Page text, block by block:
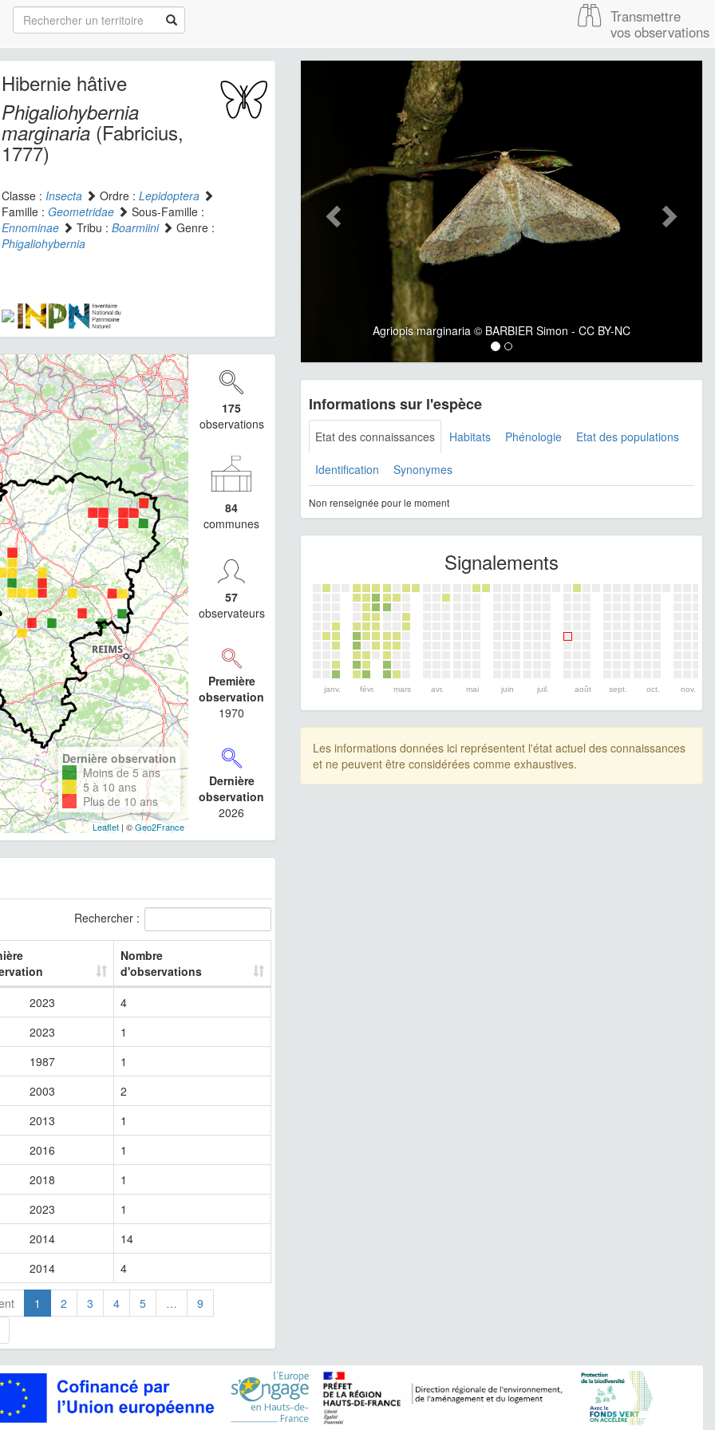
Transmettre
vos observations
Hibernie hâtive
Phigaliohybernia
marginaria(Fabricius,
1777)
Classe : Insecta Ordre : Lepidoptera
Famille : Geometridae
Sous-Famille :
Ennominae
Tribu : Boarmiini
Genre :
Phigaliohybernia
Dernière observation
Moins de 5 ans
5 à 10 ans
Plus de 10 ans
Leaflet| ©Geo2France
175
observations
84
communes
57
observateurs
Première
observation
1970
Dernière
observation
2026
Rechercher :
Nombre
d'observations
2023
4
2023
1
1987
1
2003
2
2013
1
2016
1
2018
1
2023
1
2014
14
2014
4
1 2 3 4 5 … 9
Agriopis marginaria © BARBIER Simon - CC BY-NC
Informations sur l'espèce
Etat des connaissances Habitats Phénologie Etat des populations
Identification Synonymes
Non renseignée pour le moment
Signalements
janv. févr. mars avr. mai juin juil. août sept. oct. nov.
Les informations données ici représentent l'état actuel des connaissances
et ne peuvent être considérées comme exhaustives.